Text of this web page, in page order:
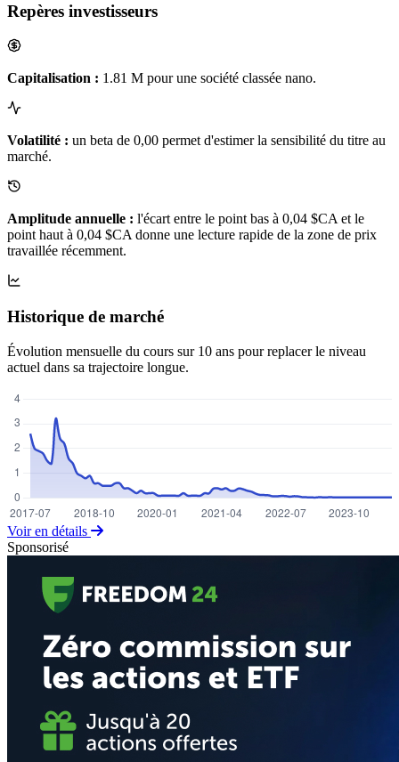
Repères investisseurs
Capitalisation : 1.81 M pour une société classée nano.
Volatilité : un beta de 0,00 permet d'estimer la sensibilité du titre au
marché.
Amplitude annuelle : l'écart entre le point bas à 0,04 $CA et le
point haut à 0,04 $CA donne une lecture rapide de la zone de prix
travaillée récemment.
Historique de marché
Évolution mensuelle du cours sur 10 ans pour replacer le niveau
actuel dans sa trajectoire longue.
Voir en détails
Sponsorisé